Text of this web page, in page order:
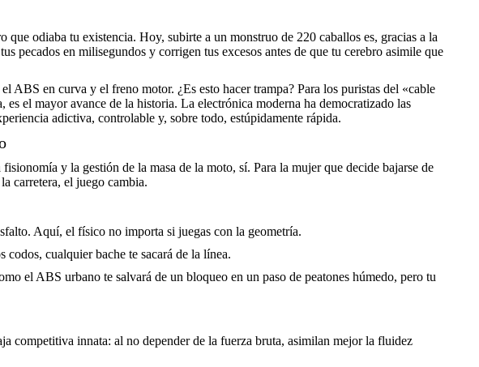
odiaba tu existencia. Hoy, subirte a un monstruo de 220 caballos es, gracias a la
pecados en milisegundos y corrigen tus excesos antes de que tu cerebro asimile que
en curva y el freno motor. ¿Es esto hacer trampa? Para los puristas del «cable
es el mayor avance de la historia. La electrónica moderna ha democratizado las
adictiva, controlable y, sobre todo, estúpidamente rápida.
y la gestión de la masa de la moto, sí. Para la mujer que decide bajarse de
carretera, el juego cambia.
Aquí, el físico no importa si juegas con la geometría.
codos, cualquier bache te sacará de la línea.
el ABS urbano te salvará de un bloqueo en un paso de peatones húmedo, pero tu
competitiva innata: al no depender de la fuerza bruta, asimilan mejor la fluidez